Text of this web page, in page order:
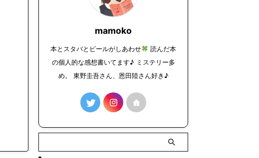
mamoko
本とスタバとビールがしあわせ
読んだ本
の個人的な感想書いてます♪ ミステリー多
め。 東野圭吾さん、恩田陸さん好き♪